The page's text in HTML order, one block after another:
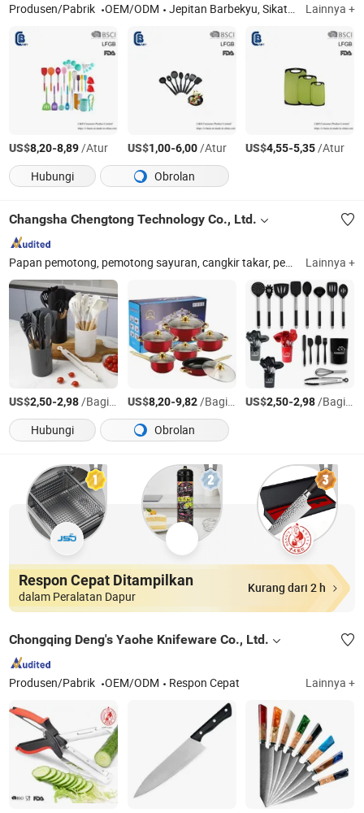
Produsen/Pabrik OEM/ODM Jepitan Barbekyu, Sikat Pemanggang, Sekop Luar Ruangan, Alat Pemanggang, Peralatan Dapur, Produk Luar Ruangan, Alat Pizza, Set Pisau Lainnya +
US$8,20-8,89/Atur US$1,00-6,00/Atur US$4,55-5,35/Atur
Hubungi
Obrolan
Changsha Chengtong Technology Co., Ltd.
Papan pemotong, pemotong sayuran, cangkir takar, pengocok susu, sendok takar, pengupas sayuran, gunting dapur, pengasah pisau Lainnya +
US$2,50-2,98/Bagian US$8,20-9,82/Bagian US$2,50-2,98/Bagian
Hubungi
Obrolan
Respon Cepat Ditampilkan
dalam Peralatan Dapur
Kurang dari 2 h
Chongqing Deng's Yaohe Knifeware Co., Ltd.
Produsen/Pabrik OEM/ODM Respon Cepat Lainnya +